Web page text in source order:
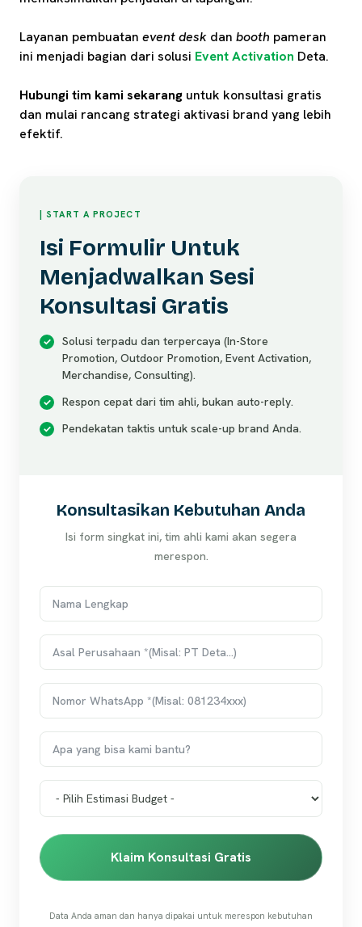
Layanan pembuatan event desk dan booth pameran
ini menjadi bagian dari solusi Event Activation Deta.
Hubungi tim kami sekarang untuk konsultasi gratis
dan mulai rancang strategi aktivasi brand yang lebih
efektif.
| START A PROJECT
Isi Formulir Untuk
Menjadwalkan Sesi
Konsultasi Gratis
Solusi terpadu dan terpercaya (In-Store
Promotion, Outdoor Promotion, Event Activation,
Merchandise, Consulting).
Respon cepat dari tim ahli, bukan auto-reply.
Pendekatan taktis untuk scale-up brand Anda.
Konsultasikan Kebutuhan Anda
Isi form singkat ini, tim ahli kami akan segera
merespon.
Klaim Konsultasi Gratis
Data Anda aman dan hanya dipakai untuk merespon kebutuhan